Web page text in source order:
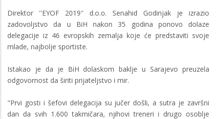
Direktor ''EYOF 2019'' d.o.o. Senahid Godinjak je izrazio
zadovoljstvo da u BiH nakon 35 godina ponovo dolaze
delegacije iz 46 evropskih zemalja koje će predstaviti svoje
mlade, najbolje sportiste.
Istakao je da je BiH dolaskom baklje u Sarajevo preuzela
odgovornost da širiti prijateljstvo i mir.
"Prvi gosti i šefovi delegacija su jučer došli, a sutra je završni
dan da svih 1.600 takmičara, njihovi treneri i drugo osoblje